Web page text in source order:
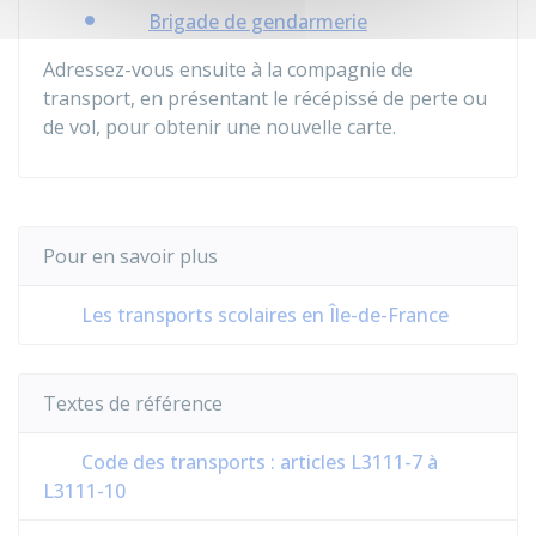
Brigade de gendarmerie
Adressez-vous ensuite à la compagnie de
transport, en présentant le récépissé de perte ou
de vol, pour obtenir une nouvelle carte.
Pour en savoir plus
Les transports scolaires en Île-de-France
Textes de référence
Code des transports : articles L3111-7 à
L3111-10